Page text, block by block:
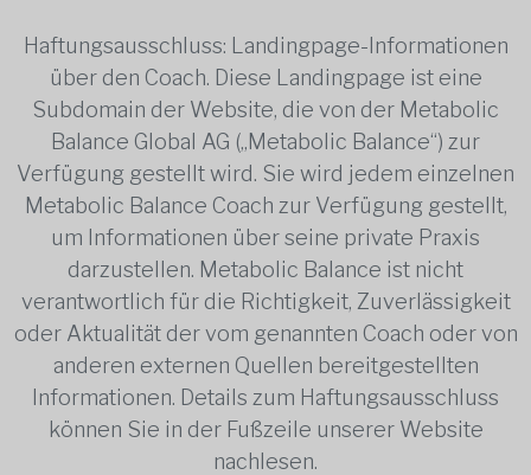
Haftungsausschluss: Landingpage-Informationen
über den Coach. Diese Landingpage ist eine
Subdomain der Website, die von der Metabolic
Balance Global AG („Metabolic Balance“) zur
Verfügung gestellt wird. Sie wird jedem einzelnen
Metabolic Balance Coach zur Verfügung gestellt,
um Informationen über seine private Praxis
darzustellen. Metabolic Balance ist nicht
verantwortlich für die Richtigkeit, Zuverlässigkeit
oder Aktualität der vom genannten Coach oder von
anderen externen Quellen bereitgestellten
Informationen. Details zum Haftungsausschluss
können Sie in der Fußzeile unserer Website
nachlesen.